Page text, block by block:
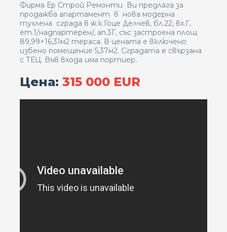
Фирма Ер Строй Ремонти Ви предлага за
продажба апартамент в нова модерна
тухлена сграда в ж.к.Гоце Делчев, бл.22, вх.Г,
ет.1/надпартерен/, ап.3Г, със застроена площ
89,99+16,31м2 тераса. В цената е включено
избено помещение 5,37м2. Сградата е свързана
с ТЕЦ. Във входа има портиер.
Цена: 315 000 ЕUR